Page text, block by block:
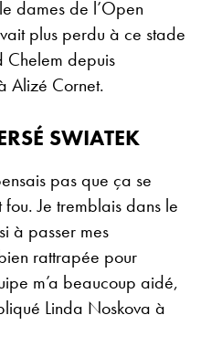
dames de l’Open
plus perdu à ce stade
depuis
Alizé Cornet.
SWIATEK
pas que ça se
Je tremblais dans le
à passer mes
rattrapée pour
m’a beaucoup aidé,
Linda Noskova à